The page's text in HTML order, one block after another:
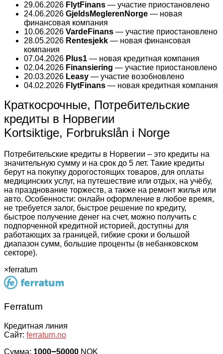
29.06.2026 FlytFinans — участие приостановлено
24.06.2026 GjeldsMeglerenNorge — новая
финансовая компания
10.06.2026 VardeFinans — участие приостановлено
28.05.2026 Rentesjekk — новая финансовая
компания
07.04.2026 Plus1 — новая кредитная компания
02.04.2026 Finansiering — участие приостановлено
20.03.2026 Leasy — участие возобновлено
04.02.2026 FlytFinans — новая кредитная компания
Краткосрочные, Потребительские
кредиты в Норвегии
Kortsiktige, Forbrukslån i Norge
Потребительские кредиты в Норвегии – это кредиты на
значительную сумму и на срок до 5 лет. Такие кредиты
берут на покупку дорогостоящих товаров, для оплаты
медицинских услуг, на путешествие или отдых, на учёбу,
на празднование торжеств, а также на ремонт жилья или
авто. Особенности: онлайн оформление в любое время,
не требуется залог, быстрое решение по кредиту,
быстрое получение денег на счет, можно получить с
подпорченной кредитной историей, доступны для
работающих за границей, гибкие сроки и большой
диапазон сумм, большие проценты (в небанковском
секторе).
×ferratum
Ferratum
Кредитная линия
Сайт: ferratum.no
Сумма: 1000౼50000 NOK